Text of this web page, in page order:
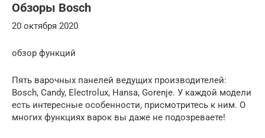
Обзоры Bosch
20 октября 2020
обзор функций
Пять варочных панелей ведущих производителей:
Bosch, Candy, Electrolux, Hansa, Gorenje. У каждой модели
есть интересные особенности, присмотритесь к ним. О
многих функциях варок вы даже не подозреваете!